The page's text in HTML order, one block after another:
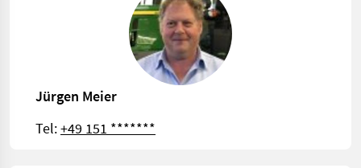
Jürgen Meier
Tel:+49 151 *******